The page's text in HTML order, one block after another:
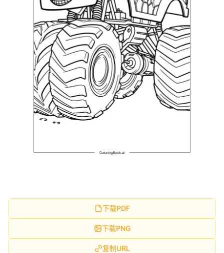
下载PDF
下载PNG
复制URL